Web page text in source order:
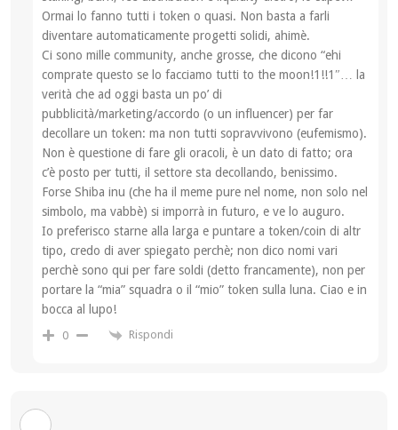
Ormai lo fanno tutti i token o quasi. Non basta a farli
diventare automaticamente progetti solidi, ahimè.
Ci sono mille community, anche grosse, che dicono “ehi
comprate questo se lo facciamo tutti to the moon!1!!1″… la
verità che ad oggi basta un po’ di
pubblicità/marketing/accordo (o un influencer) per far
decollare un token: ma non tutti sopravvivono (eufemismo).
Non è questione di fare gli oracoli, è un dato di fatto; ora
c’è posto per tutti, il settore sta decollando, benissimo.
Forse Shiba inu (che ha il meme pure nel nome, non solo nel
simbolo, ma vabbè) si imporrà in futuro, e ve lo auguro.
Io preferisco starne alla larga e puntare a token/coin di altr
tipo, credo di aver spiegato perchè; non dico nomi vari
perchè sono qui per fare soldi (detto francamente), non per
portare la “mia” squadra o il “mio” token sulla luna. Ciao e in
bocca al lupo!
0 Rispondi